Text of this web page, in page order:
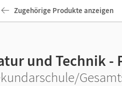
Zugehörige Produkte anzeigen
und Technik -